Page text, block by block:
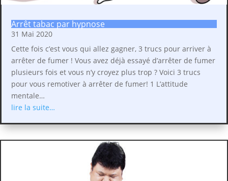
Arrêt tabac par hypnose
31 Mai 2020
Cette fois c’est vous qui allez gagner, 3 trucs pour arriver à
arrêter de fumer ! Vous avez déjà essayé d’arrêter de fumer
plusieurs fois et vous n’y croyez plus trop ? Voici 3 trucs
pour vous remotiver à arrêter de fumer! 1 L’attitude
mentale…
lire la suite…